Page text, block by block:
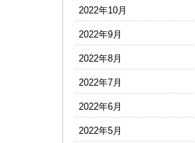
2022年10月
2022年9月
2022年8月
2022年7月
2022年6月
2022年5月